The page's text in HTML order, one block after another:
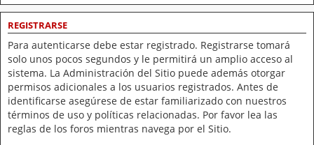
REGISTRARSE
Para autenticarse debe estar registrado. Registrarse tomará
solo unos pocos segundos y le permitirá un amplio acceso al
sistema. La Administración del Sitio puede además otorgar
permisos adicionales a los usuarios registrados. Antes de
identificarse asegúrese de estar familiarizado con nuestros
términos de uso y políticas relacionadas. Por favor lea las
reglas de los foros mientras navega por el Sitio.